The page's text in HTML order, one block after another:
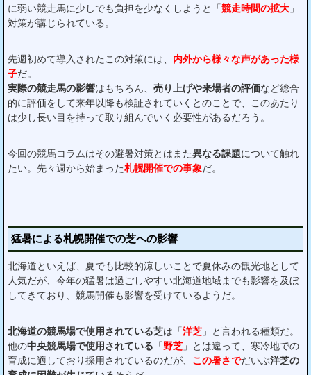
に弱い競走馬に少しでも負担を少なくしようと「競走時間の拡大 」
対策が講じられている。
先週初めて導入されたこの対策には、 内外から様々な声があった様
子だ。
実際の競走馬の影響はもちろん、 売り上げや来場者の評価など総合
的に評価をして来年以降も検証されていくとのことで、このあたり
は少し長い目を持って取り組んでいく必要性があるだろう。
今回の競馬コラムはその避暑対策とはまた異なる課題について触れ
たい。先々週から始まった札幌開催での事象だ。
猛暑による札幌開催での芝への影響
北海道といえば、夏でも比較的涼しいことで夏休みの観光地として
人気だが、今年の猛暑は過ごしやすい北海道地域までも影響を及ぼ
してきており、競馬開催も影響を受けているようだ。
北海道の競馬場で使用されている芝は「洋芝 」と言われる種類だ。
他の中央競馬場で使用されている 「野芝 」とは違って、寒冷地での
育成に適しており採用されているのだが、 この暑さでだいぶ洋芝の